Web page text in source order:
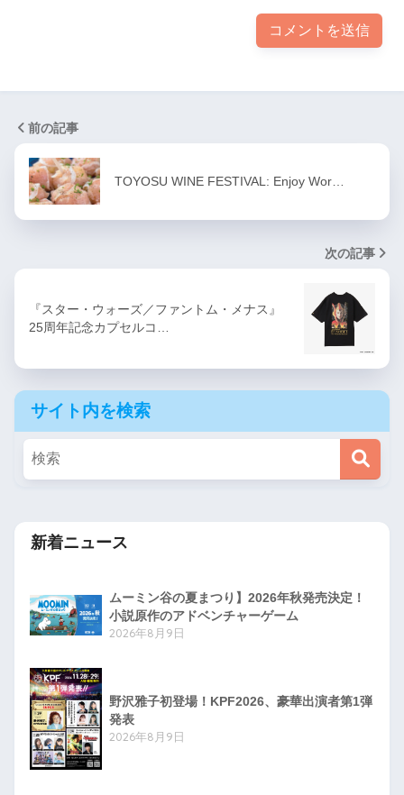
前の記事
TOYOSU WINE FESTIVAL: Enjoy Wor…
次の記事
『スター・ウォーズ／ファントム・メナス』
25周年記念カプセルコ…
サイト内を検索
新着ニュース
ムーミン谷の夏まつり】2026年秋発売決定！
小説原作のアドベンチャーゲーム
2026年8月9日
野沢雅子初登場！KPF2026、豪華出演者第1弾
発表
2026年8月9日